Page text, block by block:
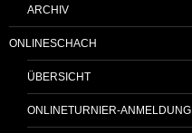
ARCHIV
ONLINESCHACH
ÜBERSICHT
ONLINETURNIER-ANMELDUNG